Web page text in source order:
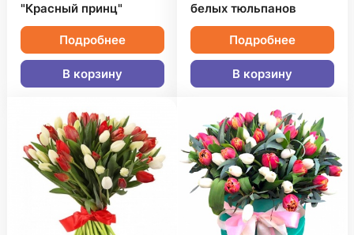
"Красный принц"
Подробнее
В корзину
белых тюльпанов
Подробнее
В корзину